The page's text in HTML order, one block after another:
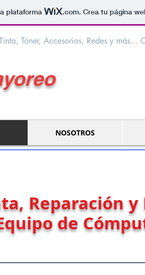
plataforma .com. Crea tu página
NOSOTROS
Tóner, Accesorios, Redes y más...
Reparación
de